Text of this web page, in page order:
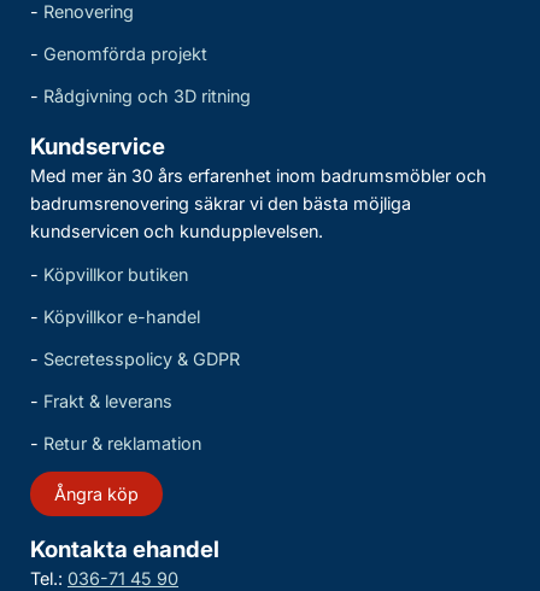
- Renovering
- Genomförda projekt
- Rådgivning och 3D ritning
Kundservice
Med mer än 30 års erfarenhet inom badrumsmöbler och
badrumsrenovering säkrar vi den bästa möjliga
kundservicen och kundupplevelsen.
- Köpvillkor butiken
- Köpvillkor e-handel
- Secretesspolicy & GDPR
- Frakt & leverans
- Retur & reklamation
Ångra köp
Kontakta ehandel
Tel.: 036-71 45 90